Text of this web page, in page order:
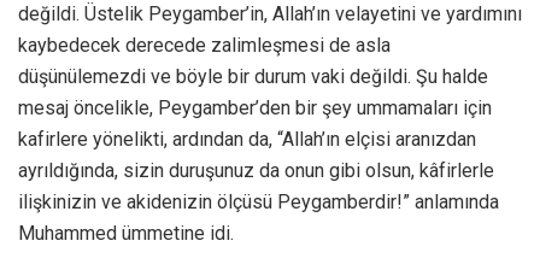
değildi. Üstelik Peygamber’in, Allah’ın velayetini ve yardımını
kaybedecek derecede zalimleşmesi de asla
düşünülemezdi ve böyle bir durum vaki değildi. Şu halde
mesaj öncelikle, Peygamber’den bir şey ummamaları için
kafirlere yönelikti, ardından da, “Allah’ın elçisi aranızdan
ayrıldığında, sizin duruşunuz da onun gibi olsun, kâfirlerle
ilişkinizin ve akidenizin ölçüsü Peygamberdir!” anlamında
Muhammed ümmetine idi.